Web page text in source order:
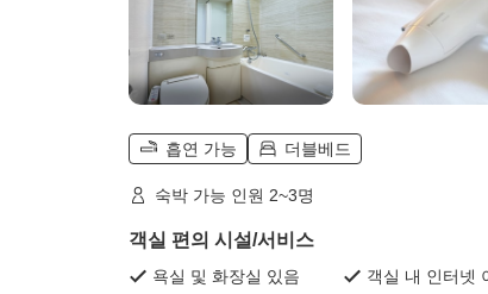
흡연 가능 더블베드
숙박 가능 인원 2~3명
객실 편의 시설/서비스
욕실 및 화장실 있음 객실 내 인터넷